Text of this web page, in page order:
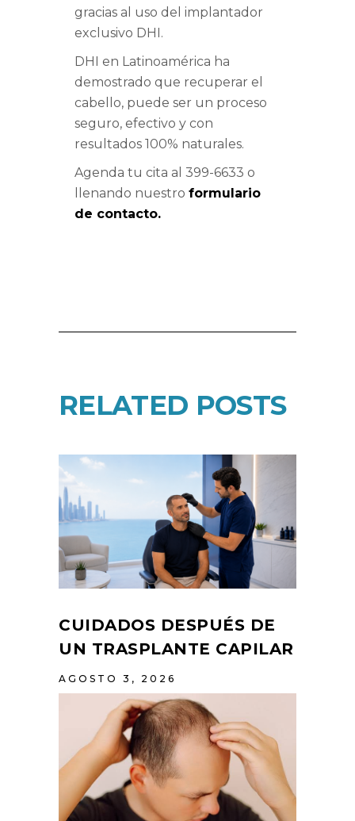
gracias al uso del implantador
exclusivo DHI.
DHI en Latinoamérica ha
demostrado que recuperar el
cabello, puede ser un proceso
seguro, efectivo y con
resultados 100% naturales.
Agenda tu cita al 399-6633 o
llenando nuestro formulario
de contacto.
RELATED POSTS
CUIDADOS DESPUÉS DE
UN TRASPLANTE CAPILAR
AGOSTO 3, 2026